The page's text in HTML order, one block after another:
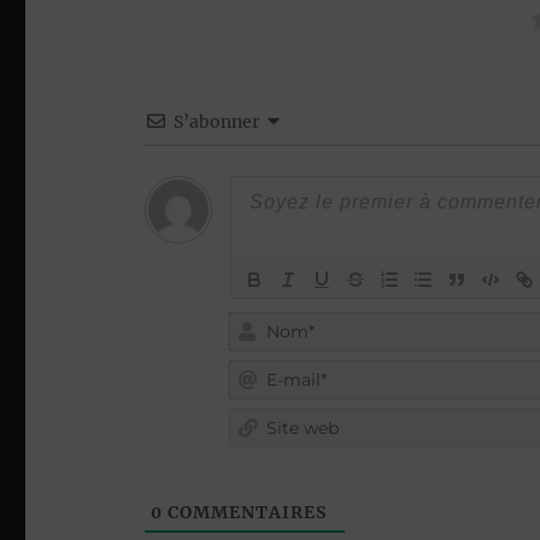
S’abonner
0 COMMENTAIRES